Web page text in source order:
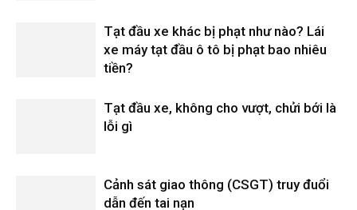
Tạt đầu xe khác bị phạt như nào? Lái
xe máy tạt đầu ô tô bị phạt bao nhiêu
tiền?
Tạt đầu xe, không cho vượt, chửi bới là
lỗi gì
Cảnh sát giao thông (CSGT) truy đuổi
dẫn đến tai nạn